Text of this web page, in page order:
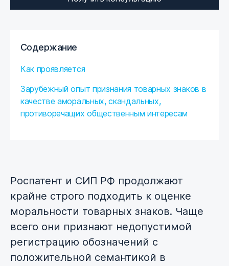
Роспатент и СИП РФ продолжают
крайне строго подходить к оценке
моральности товарных знаков. Чаще
всего они признают недопустимой
регистрацию обозначений с
положительной семантикой в
Содержание
Как проявляется
Зарубежный опыт признания товарных знаков в
качестве аморальных, скандальных,
противоречащих общественным интересам